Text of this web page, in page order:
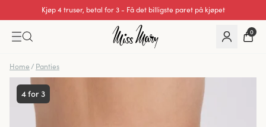
Kjøp 4 truser, betal for 3 - Få det billigste paret på kjøpet
Utmerket 0 av 5 0
Home / Panties
4 for 3